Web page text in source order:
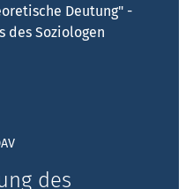
Deutung" -
des Soziologen
des